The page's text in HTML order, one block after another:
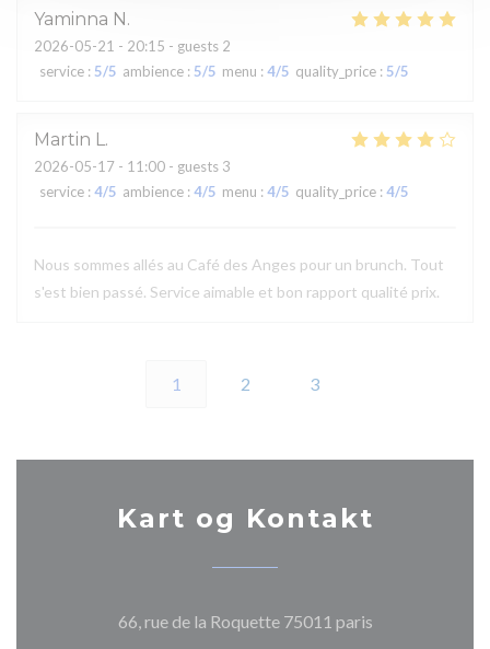
Yaminna N
2026-05-21 - 20:15 - guests 2
service : 5/5 ambience : 5/5 menu : 4/5 quality_price : 5/5
Martin L
2026-05-17 - 11:00 - guests 3
service : 4/5 ambience : 4/5 menu : 4/5 quality_price : 4/5
Nous sommes allés au Café des Anges pour un brunch. Tout
s'est bien passé. Service aimable et bon rapport qualité prix.
1 2 3
Kart og Kontakt
66, rue de la Roquette 75011 paris((åpner i et nytt